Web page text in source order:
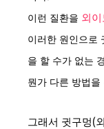
이런 질환을 외
이러한 원인으로
을 할 수가 없는
뭔가 다른 방법
그래서 귓구멍(